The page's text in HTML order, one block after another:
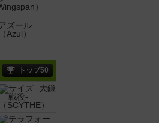
トップ50